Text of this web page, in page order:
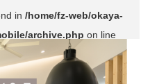
in /home/fz-web/okaya-
archive.php on line